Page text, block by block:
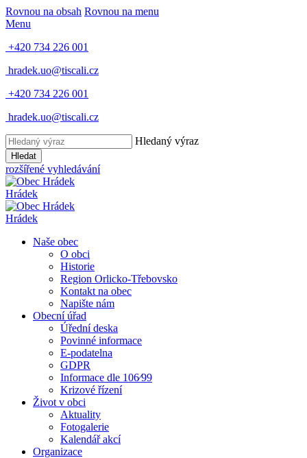
Rovnou na obsah Rovnou na menu
Menu
+420 734 226 001
hradek.uo@tiscali.cz
+420 734 226 001
hradek.uo@tiscali.cz
Hledaný výraz
Hledat
rozšířené vyhledávání
Hrádek
Hrádek
Naše obec
O obci
Historie
Region Orlicko-Třebovsko
Kontakt na obec
Napište nám
Obecní úřad
Úřední deska
Povinné informace
E-podatelna
GDPR
Informace dle 106⁄99
Krizové řízení
Život v obci
Aktuality
Fotogalerie
Kalendář akcí
Organizace